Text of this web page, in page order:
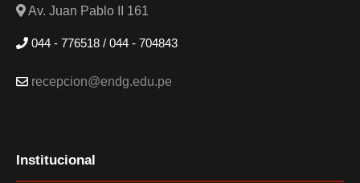
Av. Juan Pablo II 161
044 - 776518 / 044 - 704843
recepcion@endg.edu.pe
Institucional